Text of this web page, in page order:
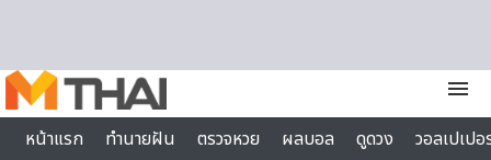
menu
หน้าแรก
ทำนายฝัน ตรวจหวย ผลบอล ดูดวง
วอลเปเป